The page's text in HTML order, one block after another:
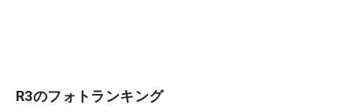
R3のフォトランキング